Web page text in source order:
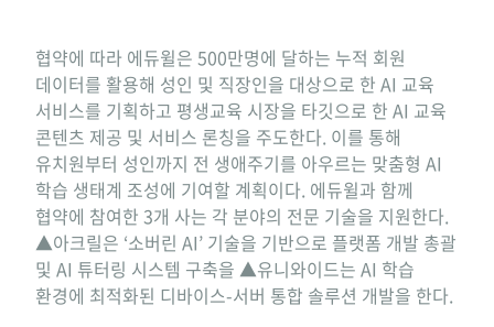
협약에 따라 에듀윌은 500만명에 달하는 누적 회원
데이터를 활용해 성인 및 직장인을 대상으로 한 AI 교육
서비스를 기획하고 평생교육 시장을 타깃으로 한 AI 교육
콘텐츠 제공 및 서비스 론칭을 주도한다. 이를 통해
유치원부터 성인까지 전 생애주기를 아우르는 맞춤형 AI
학습 생태계 조성에 기여할 계획이다. 에듀윌과 함께
협약에 참여한 3개 사는 각 분야의 전문 기술을 지원한다.
▲아크릴은 ‘소버린 AI’ 기술을 기반으로 플랫폼 개발 총괄
및 AI 튜터링 시스템 구축을 ▲유니와이드는 AI 학습
환경에 최적화된 디바이스-서버 통합 솔루션 개발을 한다.